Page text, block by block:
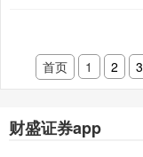
首页 1 2 3
财盛证券app